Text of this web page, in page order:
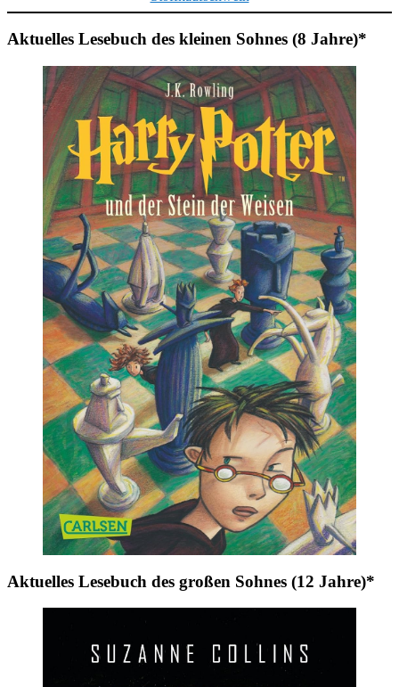
Aktuelles Lesebuch des kleinen Sohnes (8 Jahre)*
Aktuelles Lesebuch des großen Sohnes (12 Jahre)*